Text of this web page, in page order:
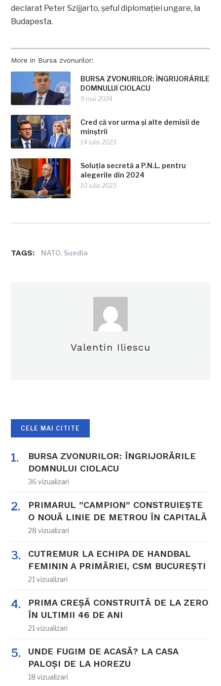
More in Bursa zvonurilor:
BURSA ZVONURILOR: ÎNGRIJORĂRILE
DOMNULUI CIOLACU
9 mai 2024
Cred că vor urma și alte demisii de
minștrii
14 iulie 2023
Soluția secretă a P.N.L. pentru
alegerile din 2024
10 iulie 2023
declarat Peter Szijjarto, şeful diplomaţiei ungare, la
Budapesta.
TAGS: NATO, Suedia
Valentin Iliescu
CELE MAI CITITE
BURSA ZVONURILOR: ÎNGRIJORĂRILE
DOMNULUI CIOLACU
36 vizualizari
PRIMARUL ”CAMPION” CONSTRUIEȘTE
O NOUĂ LINIE DE METROU ÎN CAPITALĂ
28 vizualizari
CUTREMUR LA ECHIPA DE HANDBAL
FEMININ A PRIMĂRIEI, CSM BUCUREȘTI
21 vizualizari
PRIMA CREȘĂ CONSTRUITĂ DE LA ZERO
ÎN ULTIMII 46 DE ANI
21 vizualizari
UNDE FUGIM DE ACASĂ? LA CASA
PALOȘI DE LA HOREZU
18 vizualizari